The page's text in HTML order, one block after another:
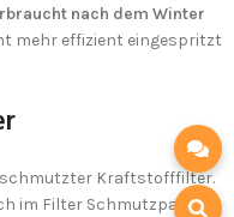
nach dem Winter
mehr effizient eingespritzt
Kraftstofffilter.
im Filter Schmutzpartikel